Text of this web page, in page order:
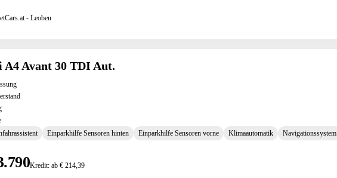
- Leoben
A4 Avant 30 TDI Aut.
Einparkhilfe Sensoren hinten Einparkhilfe Sensoren vorne Klimaautomatik Navigationssystem
Kredit: ab € 214,39